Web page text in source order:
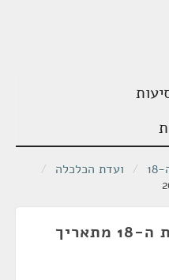
/ ועדת הכלכלה /
ישיבת ועדה של הכנסת ה-18 מתאריך